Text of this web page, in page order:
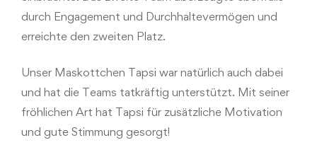
durch Engagement und Durchhaltevermögen und
erreichte den zweiten Platz.
Unser Maskottchen Tapsi war natürlich auch dabei
und hat die Teams tatkräftig unterstützt. Mit seiner
fröhlichen Art hat Tapsi für zusätzliche Motivation
und gute Stimmung gesorgt!